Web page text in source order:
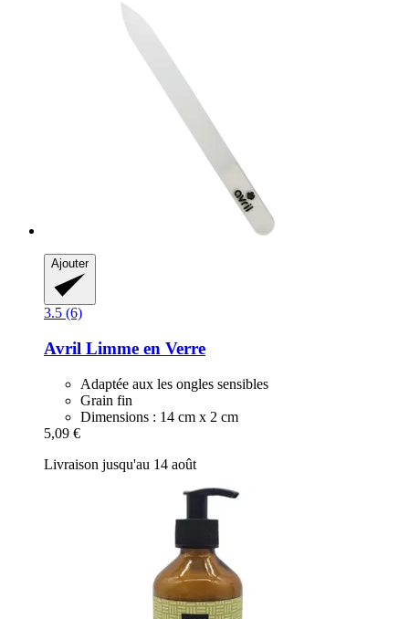
Ajouter
3.5 (6)
Avril Limme en Verre
Adaptée aux les ongles sensibles
Grain fin
Dimensions : 14 cm x 2 cm
5,09 €
Livraison jusqu'au 14 août